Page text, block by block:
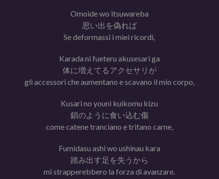
Omoide wo itsuwareba
思い出を偽れば
Se deformassi i miei ricordi,
Karada ni fueteru akusesari ga
体に増えてるアクセサリが
gli accessori che aumentano e scavano il mio corpo,
Kusari no youni kuikomu kizu
鎖のように食い込む傷
come catene tranciano e tritano carne,
Fumidasu ashi wo ushinau kara
踏み出す足を失うから
mi strapperebbero la forza di avanzare.